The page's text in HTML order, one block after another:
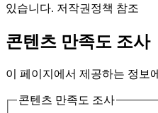
있습니다. 저작권정책 참조
콘텐츠 만족도 조사
이 페이지에서 제공하는 정보
콘텐츠 만족도 조사